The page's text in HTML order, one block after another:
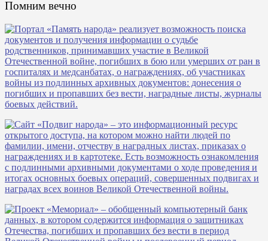
Помним вечно